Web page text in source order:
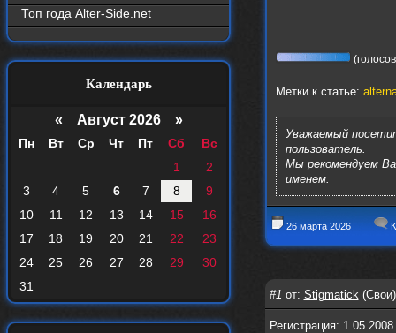
Топ года Alter-Side.net
Календарь
« Август 2026 »
Пн Вт Ср Чт Пт Сб
Вс
1
2
3
4 5 6 7 8
9
10
11 12 13 14 15
16
17
18 19 20 21 22
23
24
25 26 27 28 29
30
31
Метки к статье:
Уважаемый
пользователь.
Мы рекомендуем
именем.
26 марта 2026
#1 от: Stigmatick(Свои)
Регистрация: